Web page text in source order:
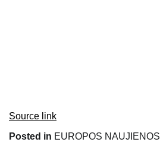
Source link
Posted in EUROPOS NAUJIENOS